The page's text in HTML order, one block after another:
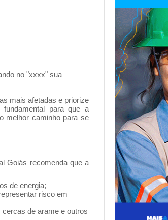
no "xxxx" sua
mais afetadas e priorize
para que a
melhor caminho para se
Goiás recomenda que a
de energia;
risco em
cercas de arame e outros